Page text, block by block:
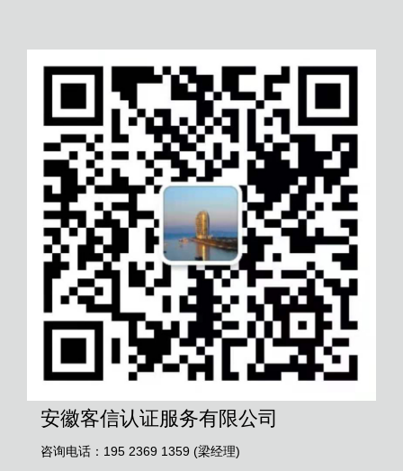
安徽客信认证服务有限公司
咨询电话：195 2369 1359 (梁经理)